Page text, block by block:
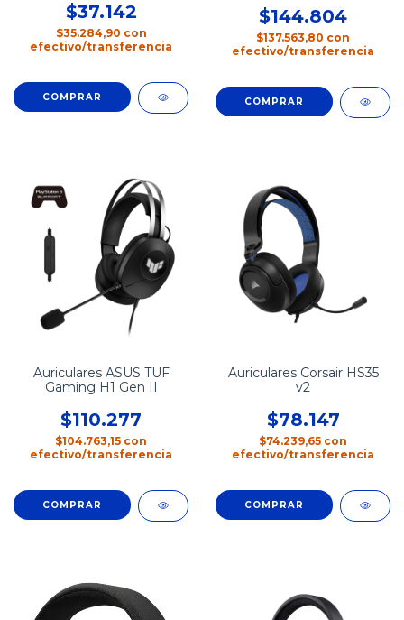
$37.142
$35.284,90 con
efectivo/transferencia
$144.804
$137.563,80 con
efectivo/transferencia
Auriculares ASUS TUF
Gaming H1 Gen II
$110.277
$104.763,15 con
efectivo/transferencia
Auriculares Corsair HS35
v2
$78.147
$74.239,65 con
efectivo/transferencia